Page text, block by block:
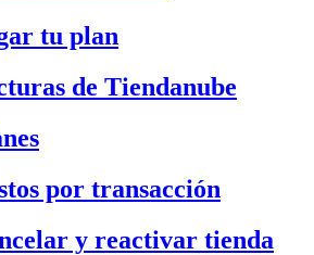
tu plan
de Tiendanube
por transacción
y reactivar tienda